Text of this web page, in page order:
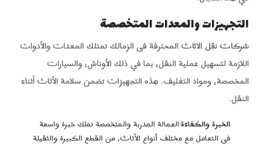
التجهيزات والمعدات المتخصصة
شركات نقل الاثاثالمحترفة فى الزمالك تمتلك المعدات والأدوات
اللازمة لتسهيل عملية النقل، بما في ذلك الأوناش، والسيارات
المخصصة، ومواد التغليف. هذه التجهيزات تضمن سلامة الأثاث أثناء
النقل.
الخبرة والكفاءة:العمالة المدربة والمتخصصة تملك خبرة واسعة
في التعامل مع مختلف أنواع الأثاث، من القطع الكبيرة والثقيلة